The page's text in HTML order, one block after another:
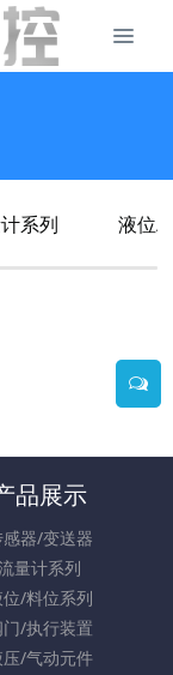
系列 液位/
品展示
器/变送器
量计系列
/料位系列
门/执行装置
/气动元件